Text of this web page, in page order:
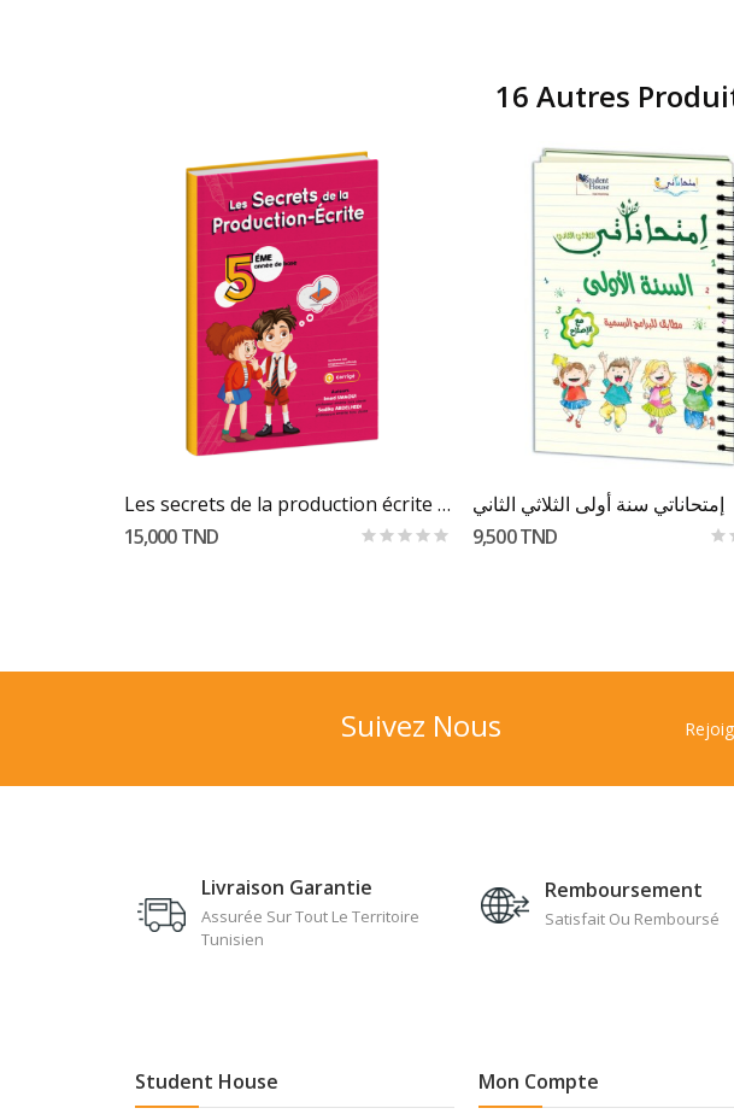
16 Autres
Ajouter Au Panier
Les secrets de la production écrite 5éme année
15,000 TND
Ajouter Au Panier
إمتحاناتي سنة أولى الثلاثي الثاني
9,500 TND
Suivez Nous
Livraison Garantie
Assurée Sur Tout Le Territoire
Tunisien
Remboursement
Satisfait Ou Remboursé
Student House Mon Compte